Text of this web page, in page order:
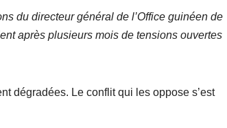
du directeur général de l’Office guinéen de
après plusieurs mois de tensions ouvertes
dégradées. Le conflit qui les oppose s’est